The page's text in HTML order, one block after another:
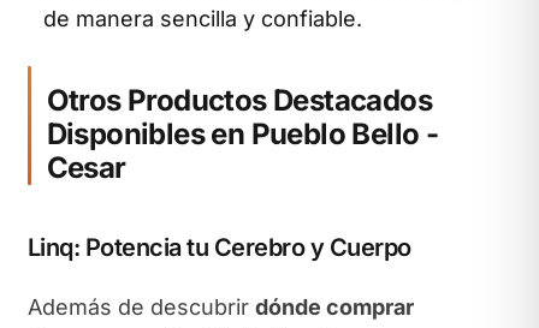
de manera sencilla y confiable.
Otros Productos Destacados
Disponibles en Pueblo Bello -
Cesar
Linq: Potencia tu Cerebro y Cuerpo
Además de descubrir dónde comprar